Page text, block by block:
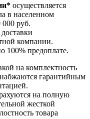
осуществляется
в населенном
000 руб.
компании.
100% предоплате.
на комплектность
гарантийным
на полную
жесткой
товара